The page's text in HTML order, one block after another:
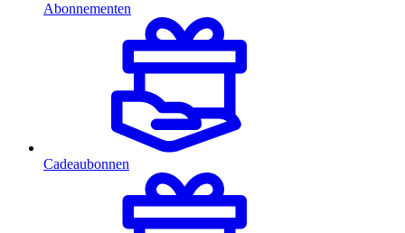
Abonnementen
Cadeaubonnen